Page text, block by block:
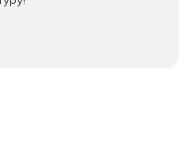
пациентов;